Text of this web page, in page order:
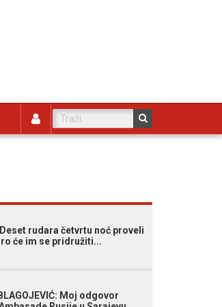
Deset rudara četvrtu noć proveli
će im se pridružiti...
Moj odgovor